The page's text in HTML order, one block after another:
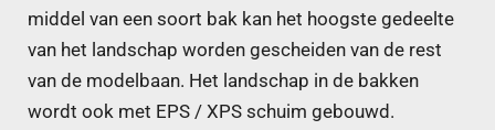
middel van een soort bak kan het hoogste gedeelte
van het landschap worden gescheiden van de rest
van de modelbaan. Het landschap in de bakken
wordt ook met EPS / XPS schuim gebouwd.